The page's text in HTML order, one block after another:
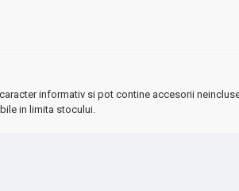
informativ si pot contine accesorii
in limita stocului.